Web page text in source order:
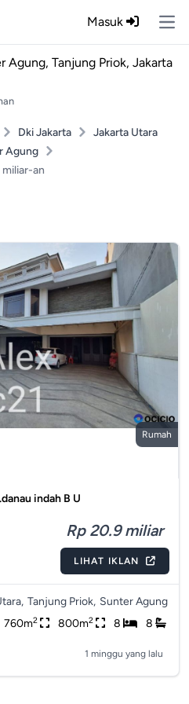
Masuk
Agung, Tanjung Priok, Jakarta
Dki Jakarta
Jakarta Utara
Agung
miliar-an
Rumah
indah B U
Rp 20.9 miliar
LIHAT IKLAN
Tanjung Priok, Sunter Agung
760m2 800m2 8 8
1 minggu yang lalu